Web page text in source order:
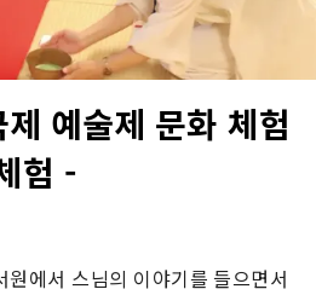
예술제 문화 체험
험 -
에서 스님의 이야기를 들으면서